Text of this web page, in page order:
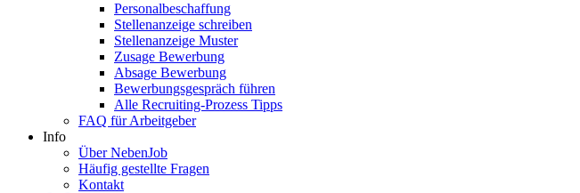
Personalbeschaffung
Stellenanzeige schreiben
Stellenanzeige Muster
Zusage Bewerbung
Absage Bewerbung
Bewerbungsgespräch führen
Alle Recruiting-Prozess Tipps
FAQ für Arbeitgeber
Info
Über NebenJob
Häufig gestellte Fragen
Kontakt